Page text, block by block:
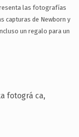
las fotografías
capturas de Newborn y
un regalo para un
fotográ ca,